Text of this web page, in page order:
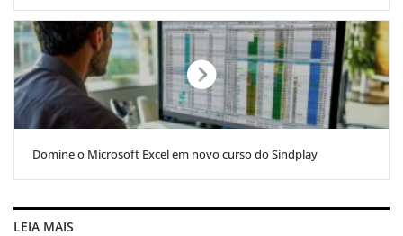
Domine o Microsoft Excel em novo curso do Sindplay
LEIA MAIS